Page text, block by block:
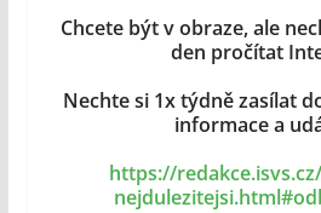
Chcete být v obraze, ale
den pročítat
Nechte si 1x týdně zasílat
informace a
https://